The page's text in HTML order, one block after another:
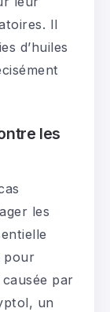
Il
d’huiles
les
les
pour
causée par
un